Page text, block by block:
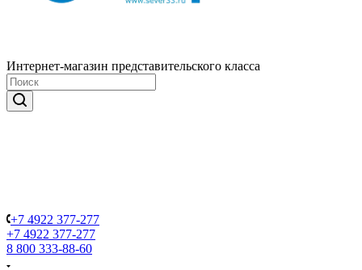
Интернет-магазин представительского класса
+7 4922 377-277
+7 4922 377-277
8 800 333-88-60